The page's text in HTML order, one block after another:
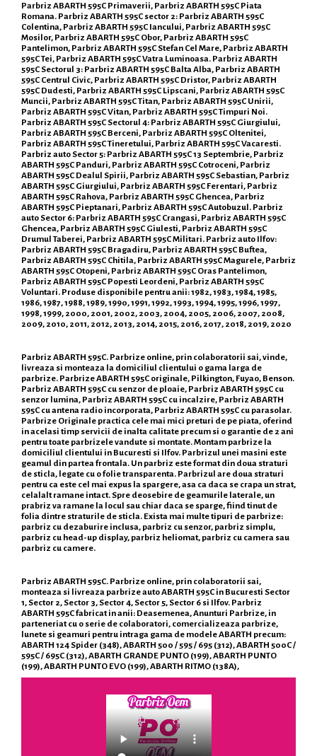
Parbriz ABARTH 595C Primaverii, Parbriz ABARTH 595C Piata
Romana. Parbriz ABARTH 595C sector 2: Parbriz ABARTH 595C
Colentina, Parbriz ABARTH 595C Iancului, Parbriz ABARTH 595C
Mosilor, Parbriz ABARTH 595C Obor, Parbriz ABARTH 595C
Pantelimon, Parbriz ABARTH 595C Stefan Cel Mare, Parbriz ABARTH
595C Tei, Parbriz ABARTH 595C Vatra Luminoasa. Parbriz ABARTH
595C Sectorul 3: Parbriz ABARTH 595C Balta Alba, Parbriz ABARTH
595C Centrul Civic, Parbriz ABARTH 595C Dristor, Parbriz ABARTH
595C Dudesti, Parbriz ABARTH 595C Lipscani, Parbriz ABARTH 595C
Muncii, Parbriz ABARTH 595C Titan, Parbriz ABARTH 595C Unirii,
Parbriz ABARTH 595C Vitan, Parbriz ABARTH 595C Timpuri Noi.
Parbriz ABARTH 595C Sectorul 4: Parbriz ABARTH 595C Giurgiului,
Parbriz ABARTH 595C Berceni, Parbriz ABARTH 595C Oltenitei,
Parbriz ABARTH 595C Tineretului, Parbriz ABARTH 595C Vacaresti.
Parbriz auto Sector 5: Parbriz ABARTH 595C 13 Septembrie, Parbriz
ABARTH 595C Panduri, Parbriz ABARTH 595C Cotroceni, Parbriz
ABARTH 595C Dealul Spirii, Parbriz ABARTH 595C Sebastian, Parbriz
ABARTH 595C Giurgiului, Parbriz ABARTH 595C Ferentari, Parbriz
ABARTH 595C Rahova, Parbriz ABARTH 595C Ghencea, Parbriz
ABARTH 595C Pieptanari, Parbriz ABARTH 595C Autobuzul. Parbriz
auto Sector 6: Parbriz ABARTH 595C Crangasi, Parbriz ABARTH 595C
Ghencea, Parbriz ABARTH 595C Giulesti, Parbriz ABARTH 595C
Drumul Taberei, Parbriz ABARTH 595C Militari. Parbriz auto Ilfov:
Parbriz ABARTH 595C Bragadiru, Parbriz ABARTH 595C Buftea,
Parbriz ABARTH 595C Chitila, Parbriz ABARTH 595C Magurele, Parbriz
ABARTH 595C Otopeni, Parbriz ABARTH 595C Oras Pantelimon,
Parbriz ABARTH 595C Popesti Leordeni, Parbriz ABARTH 595C
Voluntari. Produse disponibile pentru anii: 1982, 1983, 1984, 1985,
1986, 1987, 1988, 1989, 1990, 1991, 1992, 1993, 1994, 1995, 1996, 1997,
1998, 1999, 2000, 2001, 2002, 2003, 2004, 2005, 2006, 2007, 2008,
2009, 2010, 2011, 2012, 2013, 2014, 2015, 2016, 2017, 2018, 2019, 2020
Parbriz ABARTH 595C. Parbrize online, prin colaboratorii sai, vinde,
livreaza si monteaza la domiciliul clientului o gama larga de
parbrize. Parbrize ABARTH 595C originale, Pilkington, Fuyao, Benson.
Parbriz ABARTH 595C cu senzor de ploaie, Parbriz ABARTH 595C cu
senzor lumina, Parbriz ABARTH 595C cu incalzire, Parbriz ABARTH
595C cu antena radio incorporata, Parbriz ABARTH 595C cu parasolar.
Parbrize Originale practica cele mai mici preturi de pe piata, oferind
in acelasi timp servicii de inalta calitate precum si o garantie de 2 ani
pentru toate parbrizele vandute si montate. Montam parbrize la
domiciliul clientului in Bucuresti si Ilfov. Parbrizul unei masini este
geamul din partea frontala. Un parbriz este format din doua straturi
de sticla, legate cu o folie transparenta. Parbrizul are doua straturi
pentru ca este cel mai expus la spargere, asa ca daca se crapa un strat,
celalalt ramane intact. Spre deosebire de geamurile laterale, un
prabriz va ramane la locul sau chiar daca se sparge, fiind tinut de
folia dintre straturile de sticla. Exista mai multe tipuri de parbrize:
parbriz cu dezaburire inclusa, parbriz cu senzor, parbriz simplu,
parbriz cu head-up display, parbriz heliomat, parbriz cu camera sau
parbriz cu camere.
Parbriz ABARTH 595C. Parbrize online, prin colaboratorii sai,
monteaza si livreaza parbrize auto ABARTH 595C in Bucuresti Sector
1, Sector 2, Sector 3, Sector 4, Sector 5, Sector 6 si Ilfov. Parbriz
ABARTH 595C fabricat in anii: Deasemenea, Anunturi Parbrize, in
parteneriat cu o serie de colaboratori, comercializeaza parbrize,
lunete si geamuri pentru intraga gama de modele ABARTH precum:
ABARTH 124 Spider (348), ABARTH 500 / 595 / 695 (312), ABARTH 500C /
595C / 695C (312), ABARTH GRANDE PUNTO (199), ABARTH PUNTO
(199), ABARTH PUNTO EVO (199), ABARTH RITMO (138A),